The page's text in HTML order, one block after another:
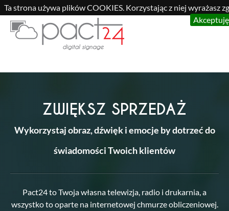
ZWIĘKSZ SPRZEDAŻ
Wykorzystaj obraz, dźwięk i emocje by dotrzeć do
świadomości Twoich klientów
Pact24 to Twoja własna telewizja, radio i drukarnia, a
wszystko to oparte na internetowej chmurze obliczeniowej.
Ta strona używa plików COOKIES. Korzystając z niej wyrażasz
Akceptuję